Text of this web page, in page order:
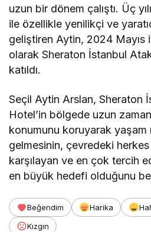
uzun bir dönem çalıştı. Üç
ile özellikle yenilikçi ve
geliştiren Aytin, 2024 Mayıs
olarak Sheraton İstanbul
katıldı.
Seçil Aytin Arslan, Sheraton
Hotel’in bölgede uzun
konumunu koruyarak yaşam
gelmesinin, çevredeki herkes
karşılayan ve en çok tercih
en büyük hedefi olduğunu
Beğendim Harika
Kızgın